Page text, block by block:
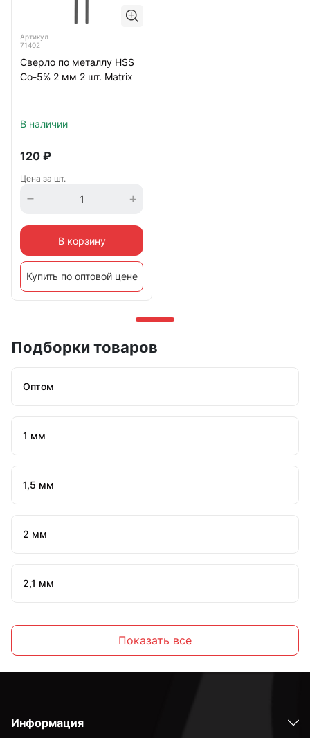
Артикул
71402
Сверло по металлу HSS
Со-5% 2 мм 2 шт. Matrix
В наличии
120 ₽
Цена за шт.
В корзину
Купить по оптовой цене
Подборки товаров
Оптом
1 мм
1,5 мм
2 мм
2,1 мм
2,4 мм
Показать все
Информация